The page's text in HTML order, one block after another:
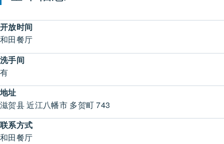
开放时间
和田餐厅
洗手间
有
地址
滋贺县 近江八幡市 多贺町 743
联系方式
和田餐厅